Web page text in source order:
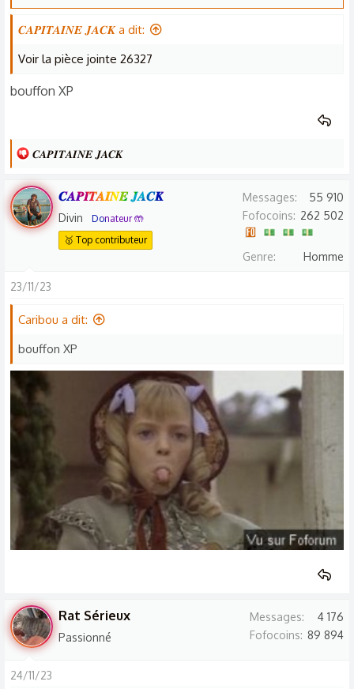
𝑪𝑨𝑷𝑰𝑻𝑨𝑰𝑵𝑬 𝑱𝑨𝑪𝑲 a dit:
Voir la pièce jointe 26327
bouffon XP
L
s
r
é
t
o
s
:
𝑪𝑨𝑷𝑰𝑻𝑨𝑰𝑵𝑬 𝑱𝑨𝑪𝑲
𝑪𝑨𝑷𝑰𝑻𝑨𝑰𝑵𝑬 𝑱𝑨𝑪𝑲
Divin
Donateur 🤲
🥇 Top contributeur
Messages
55 910
Fofocoins
262 502
Genre Homme
23/11/23
Caribou a dit:
bouffon XP
Rat Sérieux
Passionné
Messages
4 176
Fofocoins 89 894
24/11/23